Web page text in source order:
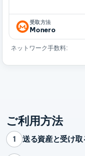
受取方法
Monero
ネットワーク手数料:
ご利用方法
1 送る資産と受け